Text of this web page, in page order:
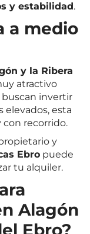
y estabilidad.
a medio
y la Ribera
atractivo
buscan invertir
elevados, esta
con recorrido.
y
Ebro puede
tu alquiler.
Alagón
Ebro?